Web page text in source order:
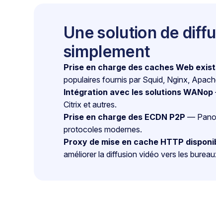
Une solution de
simplement
Prise en charge des caches Web
populaires fournis par Squid, Nginx,
Intégration avec les solutions WANop
Citrix et autres.
Prise en charge des ECDN P2P —
protocoles modernes.
Proxy de mise en cache HTTP
améliorer la diffusion vidéo vers les